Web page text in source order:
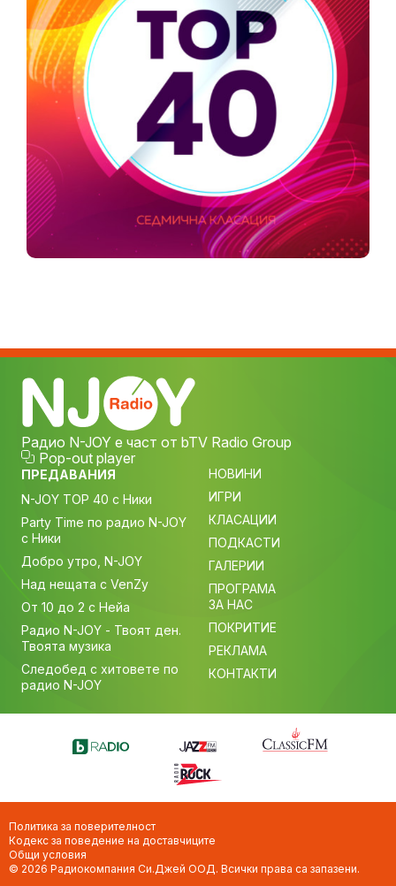
Радио N-JOY е част от bTV Radio Group
Pop-out player
ПРЕДАВАНИЯ
N-JOY TOP 40 с Ники
Party Time по радио N-JOY
с Ники
Добро утро, N-JOY
Над нещата с VenZy
От 10 до 2 с Нейа
Радио N-JOY - Твоят ден.
Твоята музика
Следобед с хитовете по
радио N-JOY
НОВИНИ
ИГРИ
КЛАСАЦИИ
ПОДКАСТИ
ГАЛЕРИИ
ПРОГРАМА
ЗА НАС
ПОКРИТИЕ
РЕКЛАМА
КОНТАКТИ
Политика за поверителност
Кодекс за поведение на доставчиците
Общи условия
© 2026 Радиокомпания Си.Джей ООД. Всички права са запазени.